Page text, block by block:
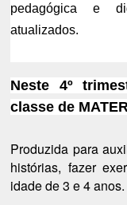
pedagógica e
atualizados.
Neste 4º
classe de
Produzida para
histórias, fazer
idade de 3 e 4 anos.